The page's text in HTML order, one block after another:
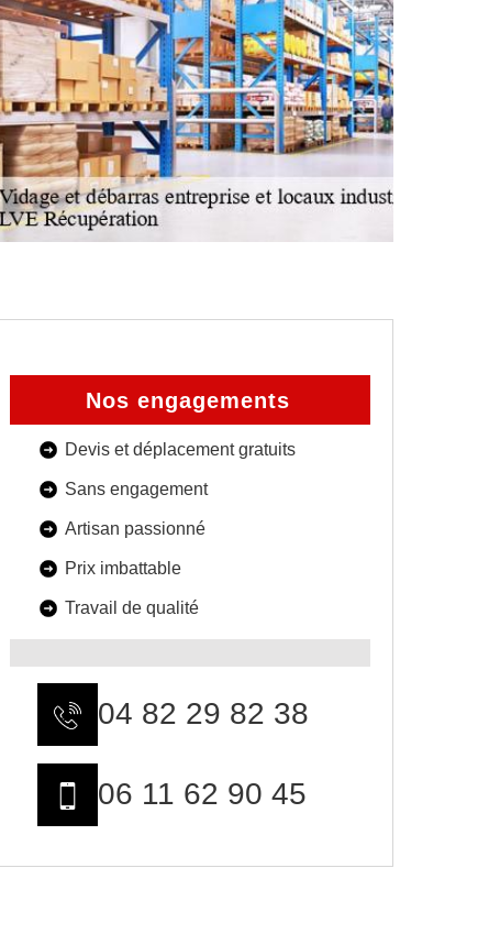
Nos engagements
Devis et déplacement gratuits
Sans engagement
Artisan passionné
Prix imbattable
Travail de qualité
04 82 29 82 38
06 11 62 90 45